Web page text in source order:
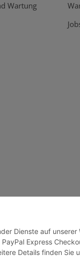
Dienste auf unserer
Express
Details finden Sie
Wartung